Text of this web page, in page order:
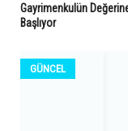
Gayrimenkulün
Başlıyor
GÜNCEL